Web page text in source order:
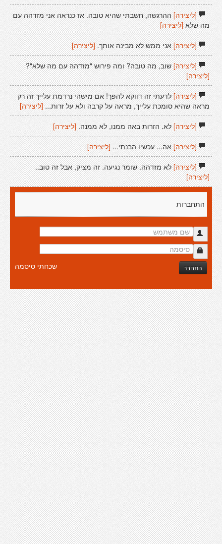
[ליצירה]ההרגשה, חשבתי שהיא טובה. אז כנראה אני מזדהה עם
מה שלא[ליצירה]
[ליצירה]אני ממש לא מבינה אותך. [ליצירה]
[ליצירה]שוב, מה טובה? ומה פירוש "מזדהה עם מה שלא"?
[ליצירה]
[ליצירה]לדעתי זה דווקא להפך! אם מישהי נרדמת עלייך זה רק
מראה שהיא סומכת עלייך, מראה על קרבה ולא על זרות... [ליצירה]
[ליצירה]לא. הזרות באה ממנו, לא ממנה. [ליצירה]
[ליצירה]אה... עכשיו הבנתי... [ליצירה]
[ליצירה]לא מזדהה. שומר נגיעה. זה מציק, אבל זה טוב..
[ליצירה]
התחברות
התחבר שכחתי סיסמה